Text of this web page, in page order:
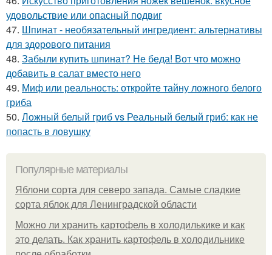
удовольствие или опасный подвиг
47. Шпинат - необязательный ингредиент: альтернативы
для здорового питания
48. Забыли купить шпинат? Не беда! Вот что можно
добавить в салат вместо него
49. Миф или реальность: откройте тайну ложного белого
гриба
50. Ложный белый гриб vs Реальный белый гриб: как не
попасть в ловушку
Популярные материалы
Яблони сорта для северо запада. Самые сладкие
сорта яблок для Ленинградской области
Можно ли хранить картофель в холодилькике и как
это делать. Как хранить картофель в холодильнике